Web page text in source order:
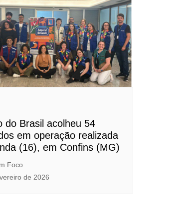
do Brasil acolheu 54
em operação realizada
(16), em Confins (MG)
Foco
de 2026